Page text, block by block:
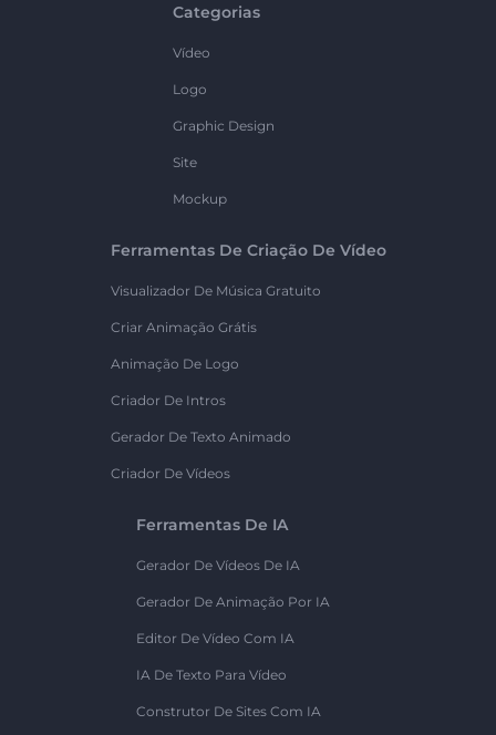
Categorias
Vídeo
Logo
Graphic Design
Site
Mockup
Ferramentas De Criação De Vídeo
Visualizador De Música Gratuito
Criar Animação Grátis
Animação De Logo
Criador De Intros
Gerador De Texto Animado
Criador De Vídeos
Ferramentas De IA
Gerador De Vídeos De IA
Gerador De Animação Por IA
Editor De Vídeo Com IA
IA De Texto Para Vídeo
Construtor De Sites Com IA